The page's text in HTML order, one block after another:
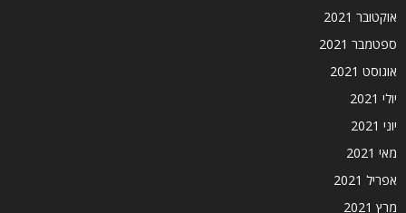
אוקטובר 2021
ספטמבר 2021
אוגוסט 2021
יולי 2021
יוני 2021
מאי 2021
אפריל 2021
מרץ 2021